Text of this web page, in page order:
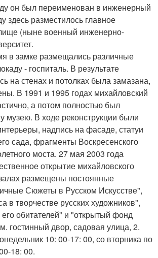
он был переименован в инженерный
здесь разместилось главное
(ныне военный инженерно-
в замке размещались различные
- госпиталь. В результате
на стенах и потолках была замазана,
В 1991 и 1995 годах михайловский
а потом полностью был
музею. В ходе реконструкции были
надпись на фасаде, статуи
сада, фрагменты Воскресенского
моста. 27 мая 2003 года
открытие михайловского
размещены постоянные
Сюжеты в Русском Искусстве",
в творчестве русских художников",
обитателей" и "открытый фонд
гостинный двор, садовая улица, 2.
10: 00-17: 00, со вторника по
18: 00.